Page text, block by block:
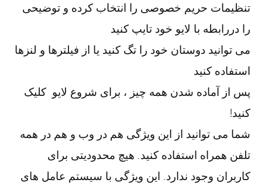
تنظیمات حریم خصوصی را انتخاب کرده و توضیحی
را دررابطه با لایو خود تایپ کنید
می توانید دوستان خود را تگ کنید یا از فیلترها و لنزها
استفاده کنید
پس از آماده شدن همه چیز ، برای شروع لایو کلیک
کنید!
شما می توانید از این ویژگی هم در وب و هم در همه
تلفن همراه استفاده کنید. هیچ محدودیتی برای
کاربران وجود ندارد. این ویژگی با سیستم عامل های